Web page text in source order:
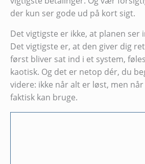
der kun ser gode ud på kort sigt.
Det vigtigste er ikke, at planen ser
Det vigtigste er, at den giver dig
først bliver sat ind i et system,
kaotisk. Og det er netop dér, du
videre: ikke når alt er løst, men
faktisk kan bruge.